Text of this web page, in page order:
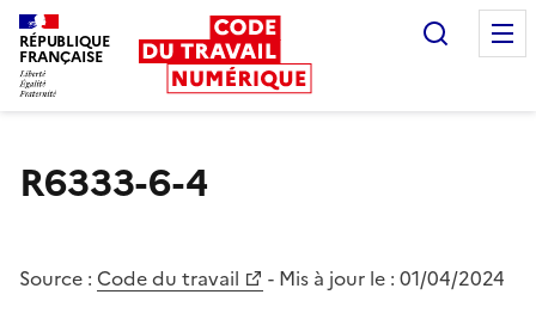
RÉPUBLIQUE
FRANÇAISE
R6333-6-4
Source : Code du travail - Mis à jour le : 01/04/2024